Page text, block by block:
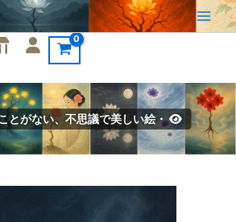
とがない、不思議で美しい絵・